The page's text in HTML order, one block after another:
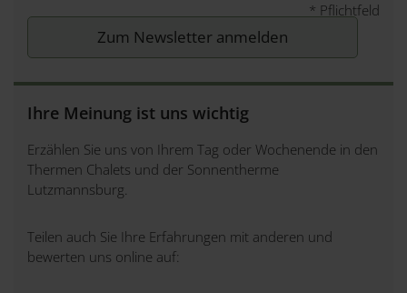
* Pflichtfeld
Ihre Meinung ist uns wichtig
Erzählen Sie uns von Ihrem Tag oder Wochenende in den
Thermen Chalets und der Sonnentherme
Lutzmannsburg.
Teilen auch Sie Ihre Erfahrungen mit anderen und
bewerten uns online auf: